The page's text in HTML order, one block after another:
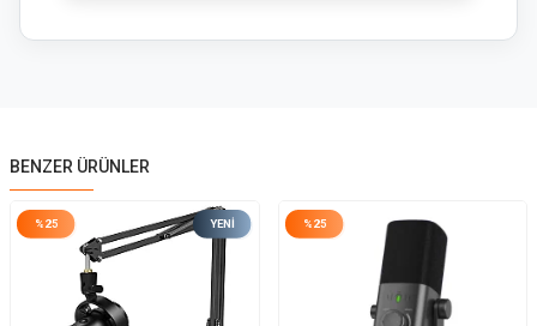
BENZER ÜRÜNLER
%25 YENI %25